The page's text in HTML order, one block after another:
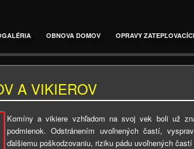
OBNOVA DOMOV OPRAVY
A VIKIEROV
Komíny a vikiere vzhľadom na svoj vek boli už
podmienok. Odstránením uvoľnených častí,
ďalšiemu poškodzovaniu, riziku pádu uvoľnených